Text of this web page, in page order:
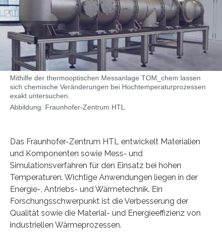
Mithilfe der thermooptischen Messanlage TOM_chem lassen
sich chemische Veränderungen bei Hochtemperaturprozessen
exakt untersuchen.
Abbildung: Fraunhofer-Zentrum HTL
Das Fraunhofer-Zentrum HTL entwickelt Materialien
und Komponenten sowie Mess- und
Simulationsverfahren für den Einsatz bei hohen
Temperaturen. Wichtige Anwendungen liegen in der
Energie-, Antriebs- und Wärmetechnik. Ein
Forschungsschwerpunkt ist die Verbesserung der
Qualität sowie die Material- und Energieeffizienz von
industriellen Wärmeprozessen.